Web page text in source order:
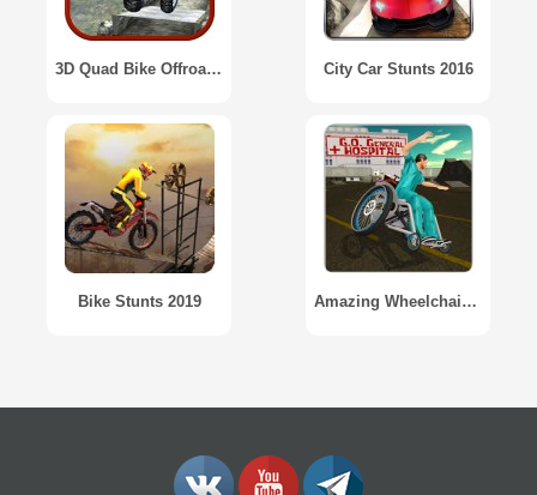
3D Quad Bike Offroad Stunts City Car Stunts 2016
Bike Stunts 2019 Amazing Wheelchair real stunts